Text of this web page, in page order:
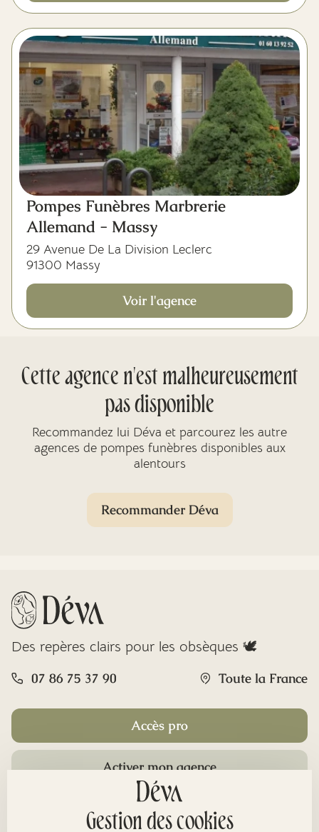
Pompes Funèbres Marbrerie
Allemand - Massy
29 Avenue De La Division Leclerc
91300 Massy
Voir l'agence
Cette agence n'est malheureusement
pas disponible
Recommandez lui Déva et parcourez les autre
agences de pompes funèbres disponibles aux
alentours
Recommander Déva
Des repères clairs pour les obsèques 🕊️
07 86 75 37 90 Toute la France
Accès pro
Activer mon agence
Gestion des cookies